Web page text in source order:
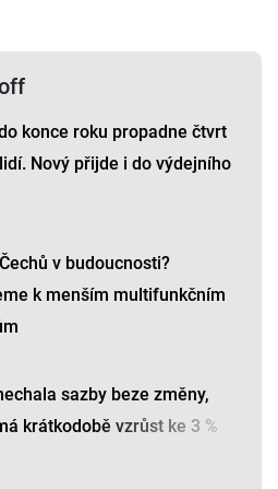
konce roku propadne čtvrt
Nový přijde i do výdejního
v budoucnosti?
k menším multifunkčním
sazby beze změny,
krátkodobě vzrůst ke 3 %